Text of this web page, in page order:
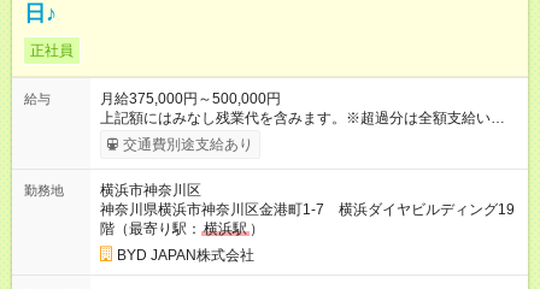
日♪
正社員
給与
月給375,000円～500,000円
上記額にはみなし残業代を含みます。※超過分は全額支給いたし
ます。 みなし残業代 98,900円 以上／月 みなし残業時間 45時間
／月 月給＋賞与年2回（賞与金額は月給を基に算出します） ※あ
あり 試用期間の長さ：3ヶ月 雇用形態、給与は本採用時と同じ
です。
交通費別途支給あり
勤務地
横浜市神奈川区
神奈川県横浜市神奈川区金港町1-7 横浜ダイヤビルディング19
階（最寄り駅： 横浜駅 ）
BYD JAPAN株式会社